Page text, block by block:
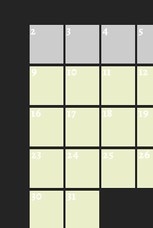
2 3 4 5
9 10 11 12
16 17 18 19
23 24 25 26
30 31